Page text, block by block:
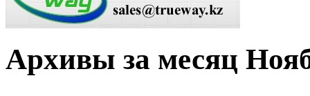
Архивы за месяц